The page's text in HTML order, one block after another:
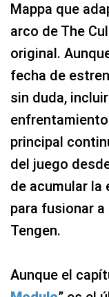
Mappa que
arco de The
original.
fecha de
sin duda,
principal
del juego
de acumular la
para fusionar
Tengen.
Aunque el